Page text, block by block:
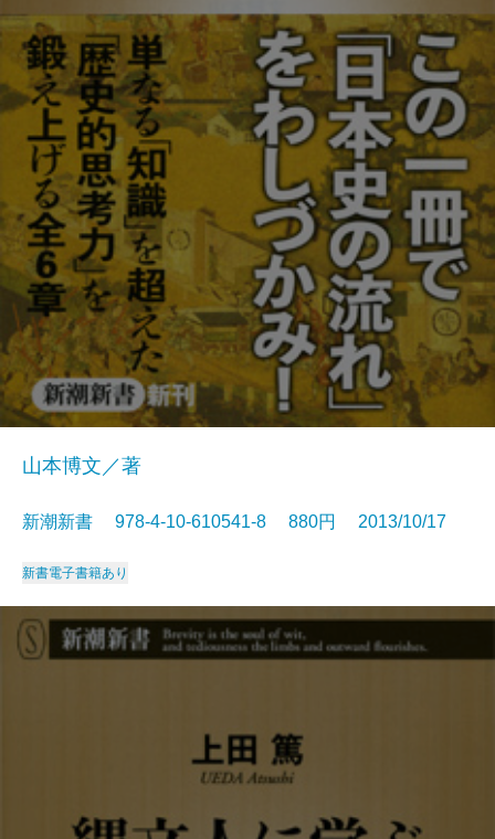
山本博文／著
新潮新書 978-4-10-610541-8 880円 2013/10/17
新書電子書籍あり